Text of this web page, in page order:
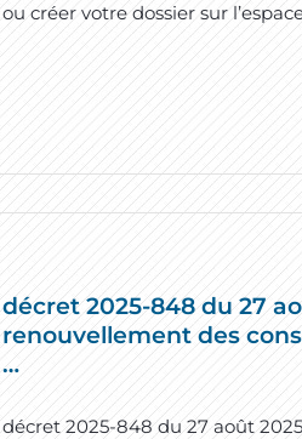
ou créer votre dossier sur
décret 2025-848 du 27
renouvellement des
…
décret 2025-848 du 27 août